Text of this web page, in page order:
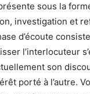
sous la
investigation et
d’écoute
l’interlocuteur
son
porté à l’autre.